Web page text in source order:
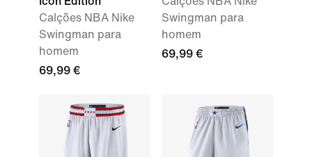
Calções NBA Nike
Swingman para
homem
69,99 €
Swingman para
homem
69,99 €